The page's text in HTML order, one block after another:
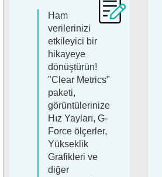
Ham
verilerinizi
etkileyici bir
hikayeye
dönüştürün!
"Clear Metrics"
paketi,
görüntülerinize
Hız Yayları, G-
Force ölçerler,
Yükseklik
Grafikleri ve
diğer